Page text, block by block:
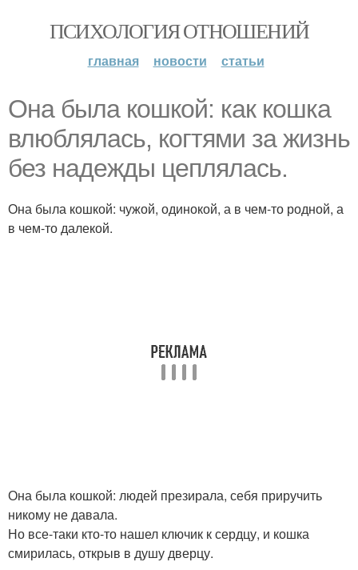
ПСИХОЛОГИЯ ОТНОШЕНИЙ
главная новости статьи
Она была кошкой: как кошка
влюблялась, когтями за жизнь
без надежды цеплялась.
Она была кошкой: чужой, одинокой, а в чем-то родной, а
в чем-то далекой.
Она была кошкой: людей презирала, себя приручить
никому не давала.
Но все-таки кто-то нашел ключик к сердцу, и кошка
смирилась, открыв в душу дверцу.